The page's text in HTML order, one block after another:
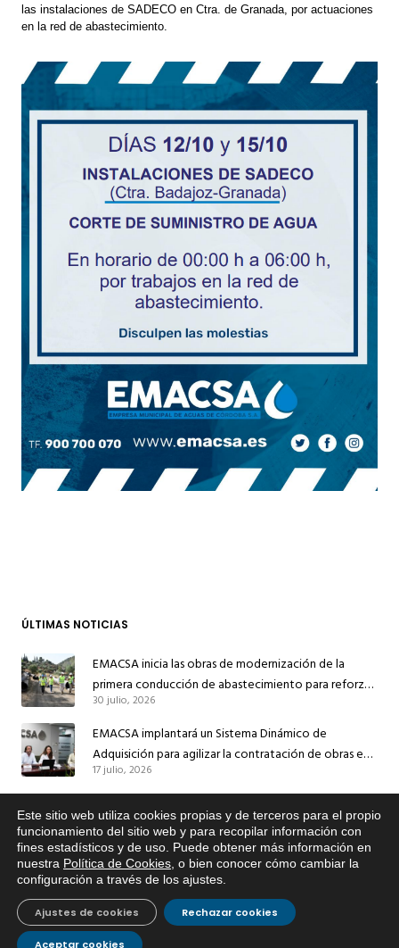
las instalaciones de SADECO en Ctra. de Granada, por actuaciones
en la red de abastecimiento.
ÚLTIMAS NOTICIAS
EMACSA inicia las obras de modernización de la
primera conducción de abastecimiento para reforzar
el suministro de agua de Córdoba
30 julio, 2026
EMACSA implantará un Sistema Dinámico de
Adquisición para agilizar la contratación de obras en
sus redes e instalaciones
17 julio, 2026
abastecimiento y una red de agua no potable en
Ingeniero Ruiz de Azúa
13 julio, 2026
Caracterización ZA Córdoba Red Quemadas- 1ª Sem
9 julio, 2026
Caracterización ZA Córdoba Red Carrera Caballo-1º
Este sitio web utiliza cookies propias y de terceros para el propio
funcionamiento del sitio web y para recopilar información con
fines estadísticos y de uso. Puede obtener más información en
nuestra Política de Cookies , o bien conocer cómo cambiar la
configuración a través de los ajustes
Aceptar cookies
Rechazar cookies
Ajustes de cookies
Si tiene cualquier duda sobre
EMACSA, haga click abajo.